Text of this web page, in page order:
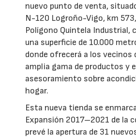
nuevo punto de venta,
N-120 Logroño-Vigo, km
Polígono Quintela Industrial,
una superficie de 10.000
donde ofrecerá a los vecinos
amplia gama de productos y
asesoramiento sobre
hogar.
Esta nueva tienda se
Expansión 2017–2021 de la
prevé la apertura de 31